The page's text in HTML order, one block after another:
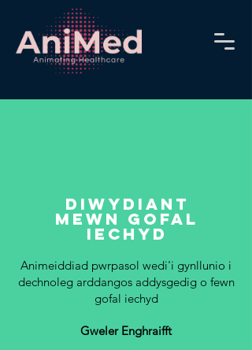
Diwydiant
mewn gofal
iechyd
Animeiddiad pwrpasol wedi'i gynllunio i
dechnoleg arddangos addysgedig o fewn
gofal iechyd
Gweler Enghraifft